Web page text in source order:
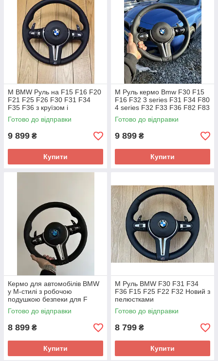
М BMW Руль на F15 F16 F20
F21 F25 F26 F30 F31 F34
F35 F36 з круїзом і
пелюстками
Готово до відправки
9 899 ₴
Купити
М Руль кермо Bmw F30 F15
F16 F32 3 series F31 F34 F80
4 series F32 F33 F36 F82 F83
X4 F26 X5 F15 X6 F16
Готово до відправки
9 899 ₴
Купити
Кермо для автомобілів BMW
у М-стилі з робочою
подушкою безпеки для F
серії
Готово до відправки
8 899 ₴
Купити
М Руль BMW F30 F31 F34
F36 F15 F25 F22 F32 Новий з
пелюстками
Готово до відправки
8 799 ₴
Купити